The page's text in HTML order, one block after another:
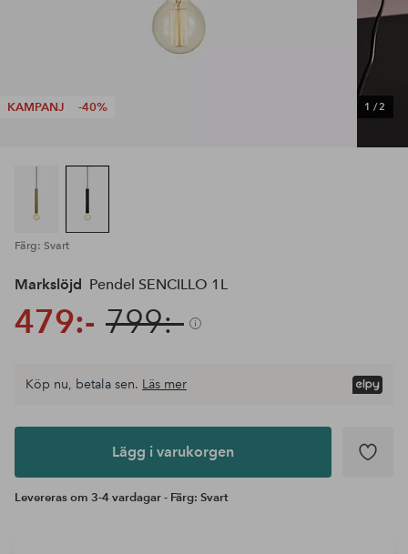
KAMPANJ -40% 1 /2
Färg: Svart
Markslöjd Pendel SENCILLO 1L
479:- 799:-
Lägg i
Köp nu, betala sen. Läs mer
Lägg i varukorgen
Levereras om 3-4 vardagar - Färg: Svart